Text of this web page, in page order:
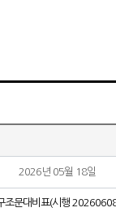
2026년 05월 18일
조문대비표(시행